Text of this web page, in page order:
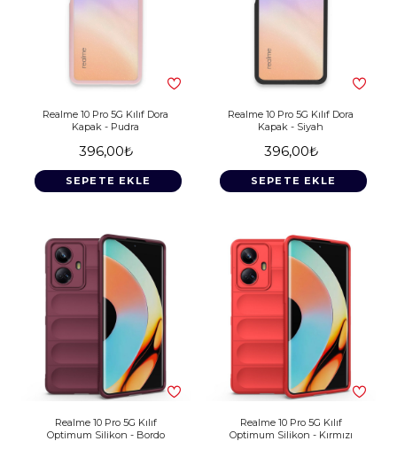
Realme 10 Pro 5G Kılıf Dora
Kapak - Pudra
396,00₺
SEPETE EKLE
Realme 10 Pro 5G Kılıf Dora
Kapak - Siyah
396,00₺
SEPETE EKLE
Realme 10 Pro 5G Kılıf
Optimum Silikon - Bordo
Realme 10 Pro 5G Kılıf
Optimum Silikon - Kırmızı